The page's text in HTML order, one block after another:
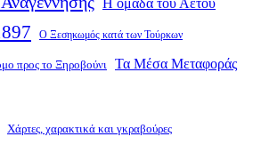
Η ομάδα του Αετού
Ο Ξεσηκωμός κατά των Τούρκων
προς το Ξηροβούνι Τα Μέσα Μεταφοράς
Χάρτες, χαρακτικά και γκραβούρες